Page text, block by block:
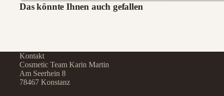
Das könnte Ihnen auch gefallen
Kontakt
Cosmetic Team Karin Martin
Am Seerhein 8
78467 Konstanz